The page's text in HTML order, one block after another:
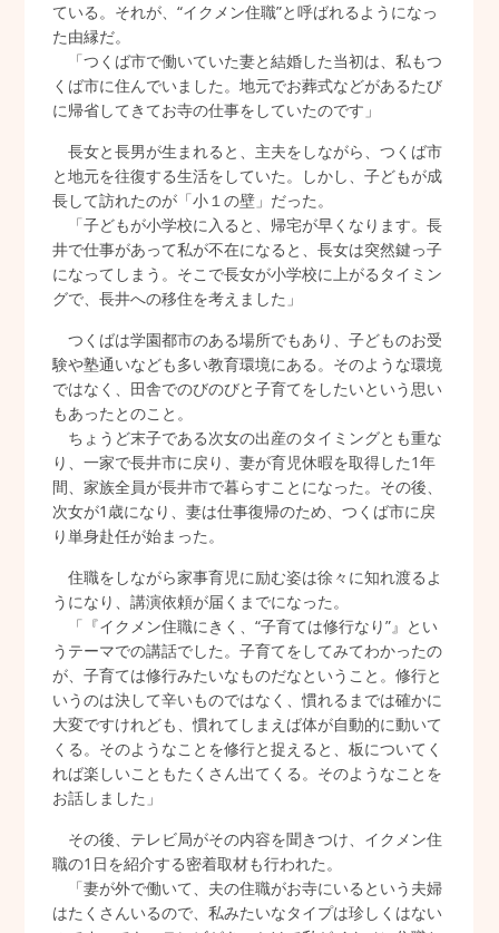
ている。それが、“イクメン住職”と呼ばれるようになっ
た由縁だ。
「つくば市で働いていた妻と結婚した当初は、私もつ
くば市に住んでいました。地元でお葬式などがあるたび
に帰省してきてお寺の仕事をしていたのです」
長女と長男が生まれると、主夫をしながら、つくば市
と地元を往復する生活をしていた。しかし、子どもが成
長して訪れたのが「小１の壁」だった。
「子どもが小学校に入ると、帰宅が早くなります。長
井で仕事があって私が不在になると、長女は突然鍵っ子
になってしまう。そこで長女が小学校に上がるタイミン
グで、長井への移住を考えました」
つくばは学園都市のある場所でもあり、子どものお受
験や塾通いなども多い教育環境にある。そのような環境
ではなく、田舎でのびのびと子育てをしたいという思い
もあったとのこと。
ちょうど末子である次女の出産のタイミングとも重な
り、一家で長井市に戻り、妻が育児休暇を取得した1年
間、家族全員が長井市で暮らすことになった。その後、
次女が1歳になり、妻は仕事復帰のため、つくば市に戻
り単身赴任が始まった。
住職をしながら家事育児に励む姿は徐々に知れ渡るよ
うになり、講演依頼が届くまでになった。
「『イクメン住職にきく、“子育ては修行なり”』とい
うテーマでの講話でした。子育てをしてみてわかったの
が、子育ては修行みたいなものだなということ。修行と
いうのは決して辛いものではなく、慣れるまでは確かに
大変ですけれども、慣れてしまえば体が自動的に動いて
くる。そのようなことを修行と捉えると、板についてく
れば楽しいこともたくさん出てくる。そのようなことを
お話しました」
その後、テレビ局がその内容を聞きつけ、イクメン住
職の1日を紹介する密着取材も行われた。
「妻が外で働いて、夫の住職がお寺にいるという夫婦
はたくさんいるので、私みたいなタイプは珍しくはない